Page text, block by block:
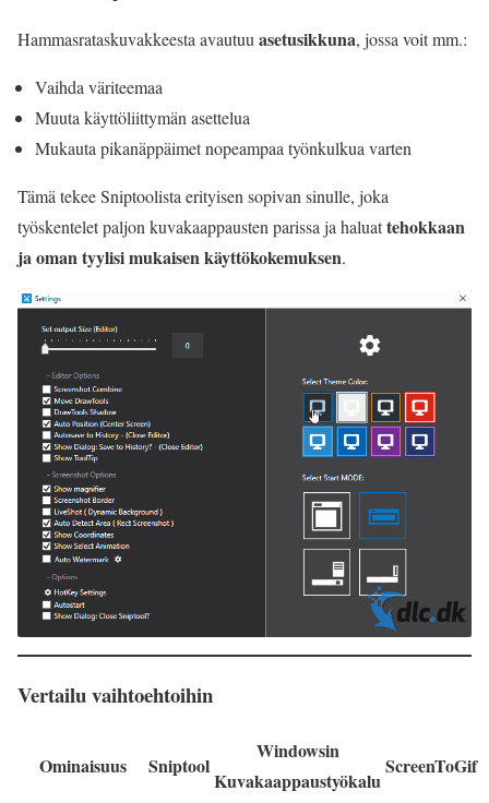
Hammasrataskuvakkeesta avautuu asetusikkuna, jossa voit mm.:
Vaihda väriteemaa
Muuta käyttöliittymän asettelua
Mukauta pikanäppäimet nopeampaa työnkulkua varten
Tämä tekee Sniptoolista erityisen sopivan sinulle, joka
työskentelet paljon kuvakaappausten parissa ja haluattehokkaan
ja oman tyylisi mukaisen käyttökokemuksen.
Vertailu vaihtoehtoihin
Ominaisuus Sniptool
Windowsin
Kuvakaappaustyökalu
ScreenToGif